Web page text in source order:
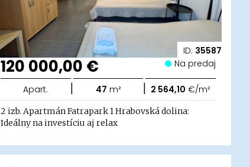
ID: 35587
120 000,00 € Na predaj
Apart. | 47 m² | 2 564,10 €/m²
2 izb. Apartmán Fatrapark 1 Hrabovská dolina:
Ideálny na investíciu aj relax